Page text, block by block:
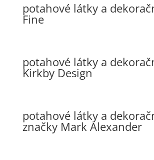
potahové látky a
Fine
potahové látky a
Kirkby Design
potahové látky a
značky Mark Alexander